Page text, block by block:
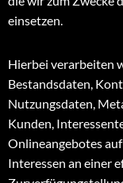
einsetzen.
Hierbei verarbeiten
Bestandsdaten,
Nutzungsdaten,
Kunden,
Onlineangebotes
Interessen an einer